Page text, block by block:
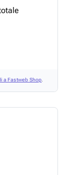
a Fastweb Shop